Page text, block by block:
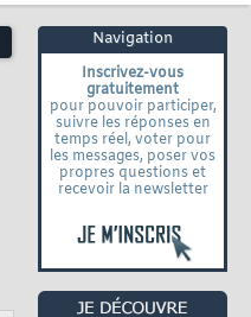
Navigation
Inscrivez-vous
gratuitement
pour pouvoir participer,
suivre les réponses en
temps réel, voter pour
les messages, poser vos
propres questions et
recevoir la newsletter